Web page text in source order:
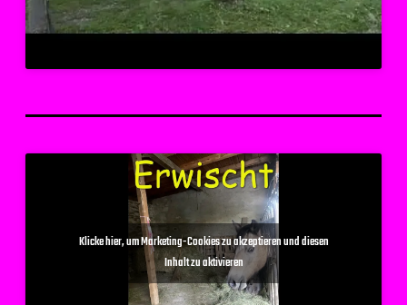
Klicke hier, um Marketing-Cookies zu akzeptieren und diesen
Inhalt zu aktivieren